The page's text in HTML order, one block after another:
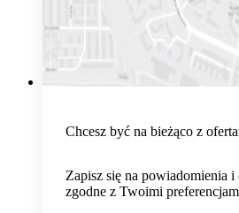
Chcesz być na bieżąco z
Zapisz się na powiadomienia
zgodne z Twoimi